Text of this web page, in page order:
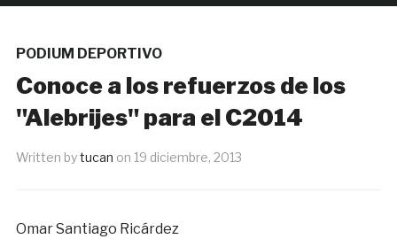
PODIUM DEPORTIVO
Conoce a los refuerzos de los
"Alebrijes" para el C2014
Written bytucan on 19 diciembre, 2013
Omar Santiago Ricárdez